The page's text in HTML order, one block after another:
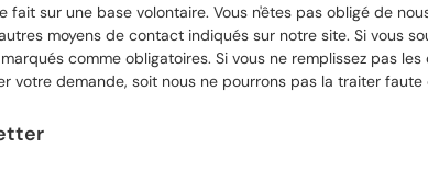
fait sur une base volontaire. Vous n'êtes pas obligé de
moyens de contact indiqués sur notre site. Si vous
comme obligatoires. Si vous ne remplissez pas
votre demande, soit nous ne pourrons pas la traiter faute